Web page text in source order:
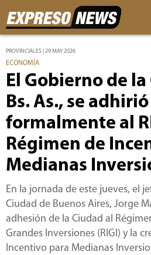
PROVINCIALES | 29 MAY 2026
ECONOMÍA
El Gobierno de
Bs. As., se adhirió
formalmente al
Régimen de
Medianas
En la jornada de este jueves, el
Ciudad de Buenos Aires, Jorge
adhesión de la Ciudad al
Grandes Inversiones (RIGI) y la
Incentivo para Medianas